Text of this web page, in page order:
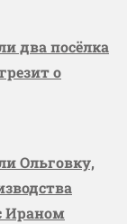
два посёлка
о
Ольговку,
Ираном